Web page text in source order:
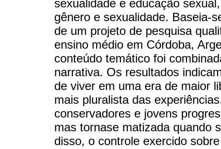
sexualidade e educação
gênero e sexualidade. Baseia-
de um projeto de pesquisa
ensino médio em Córdoba,
conteúdo temático foi
narrativa. Os resultados
de viver em uma era de maior
mais pluralista das
conservadores e jovens
mas tornase matizada quando
disso, o controle exercido